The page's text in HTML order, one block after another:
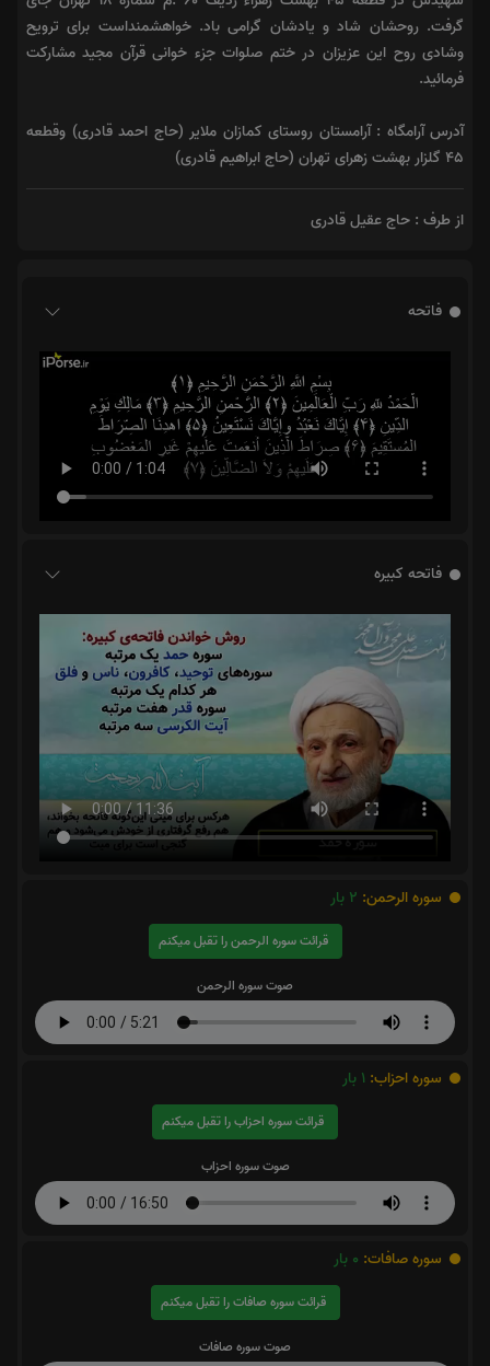
گرفت. روحشان شاد و یادشان گرامی باد. خواهشمنداست برای ترویح
وشادی روح این عزیزان در ختم صلوات جزء خوانی قرآن مجید مشارکت
فرمائید.
آدرس آرامگاه : آرامستان روستای کمازان ملایر (حاج احمد قادری) وقطعه
۴۵ گلزار بهشت زهرای تهران (حاج ابراهیم قادری)
از طرف : حاج عقیل قادری
فاتحه
فاتحه کبیره
سوره الرحمن: 2 بار
قرائت سوره الرحمن را تقبل میکنم
صوت سوره الرحمن
سوره احزاب: 1 بار
قرائت سوره احزاب را تقبل میکنم
صوت سوره احزاب
سوره صافات: 0 بار
قرائت سوره صافات را تقبل میکنم
صوت سوره صافات